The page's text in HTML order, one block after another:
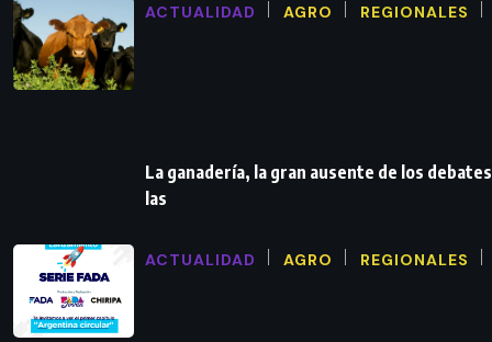
ACTUALIDAD AGRO REGIONALES
La ganadería, la gran ausente de los
las
ACTUALIDAD AGRO REGIONALES